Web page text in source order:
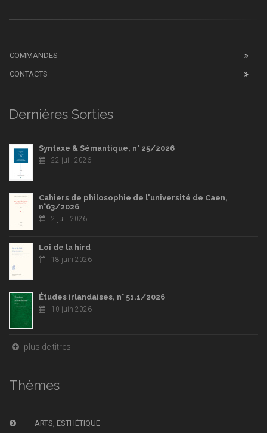
COMMANDES
CONTACTS
Dernières Sorties
Syntaxe & Sémantique, n° 25/2026
22 juil. 2026
Cahiers de philosophie de l'université de Caen,
n°63/2026
2 juil. 2026
Loi de la hird
18 juin 2026
Études irlandaises, n° 51.1/2026
10 juin 2026
plus de titres
Thèmes
ARTS, ESTHÉTIQUE